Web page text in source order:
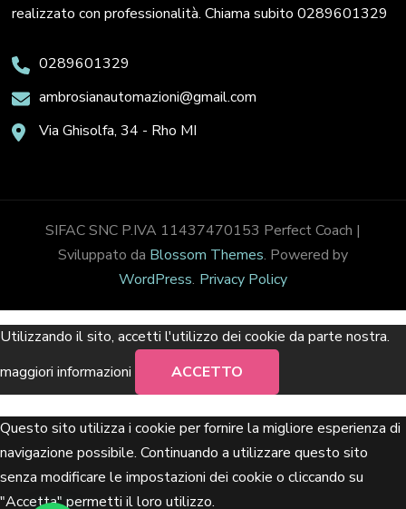
realizzato con professionalità. Chiama subito 0289601329
0289601329
ambrosianautomazioni@gmail.com
Via Ghisolfa, 34 - Rho MI
SIFAC SNC P.IVA 11437470153 Perfect Coach |
Sviluppato da Blossom Themes. Powered by
WordPress. Privacy Policy
Utilizzando il sito, accetti l'utilizzo dei cookie da parte nostra.
maggiori informazioni
ACCETTO
Questo sito utilizza i cookie per fornire la migliore esperienza di
navigazione possibile. Continuando a utilizzare questo sito
senza modificare le impostazioni dei cookie o cliccando su
"Accetta" permetti il loro utilizzo.